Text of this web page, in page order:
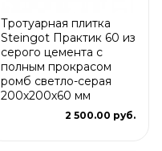
Тротуарная плитка
Steingot Практик 60 из
серого цемента с
полным прокрасом
ромб светло-серая
200х200х60 мм
2 500.00 руб.